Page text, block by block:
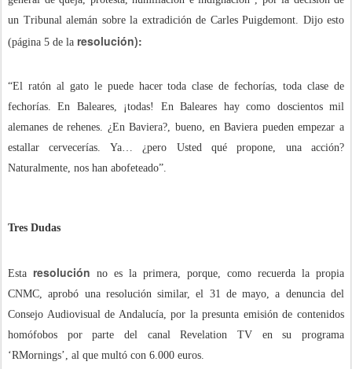
un Tribunal alemán sobre la extradición de Carles Puigdemont. Dijo esto
(página 5 de la resolución):
“El ratón al gato le puede hacer toda clase de fechorías, toda clase de
fechorías. En Baleares, ¡todas! En Baleares hay como doscientos mil
alemanes de rehenes. ¿En Baviera?, bueno, en Baviera pueden empezar a
estallar cervecerías. Ya… ¿pero Usted qué propone, una acción?
Naturalmente, nos han abofeteado”.
Tres Dudas
Esta resolución no es la primera, porque, como recuerda la propia
CNMC, aprobó una resolución similar, el 31 de mayo, a denuncia del
Consejo Audiovisual de Andalucía, por la presunta emisión de contenidos
homófobos por parte del canal Revelation TV en su programa
‘RMornings’, al que multó con 6.000 euros.